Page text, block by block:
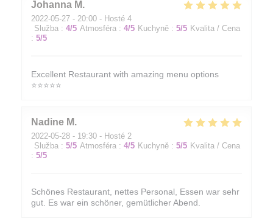
Johanna M
2022-05-27 - 20:00 - Hosté 4
Služba : 4/5 Atmosféra : 4/5 Kuchyně : 5/5 Kvalita / Cena
: 5/5
Excellent Restaurant with amazing menu options
⭐️⭐️⭐️⭐️⭐️
Nadine M
2022-05-28 - 19:30 - Hosté 2
Služba : 5/5 Atmosféra : 4/5 Kuchyně : 5/5 Kvalita / Cena
: 5/5
Schönes Restaurant, nettes Personal, Essen war sehr
gut. Es war ein schöner, gemütlicher Abend.